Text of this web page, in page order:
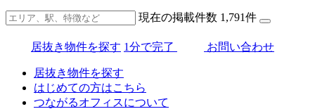
現在の掲載件数 1,791件
居抜き物件を探す 1分で完了 お問い合わせ
居抜き物件を探す
はじめての方はこちら
つながるオフィスについて